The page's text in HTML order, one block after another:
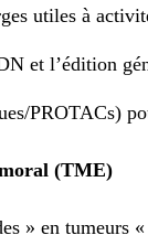
utiles à
et l’édition
PROTACs)
(TME)
» en tumeurs